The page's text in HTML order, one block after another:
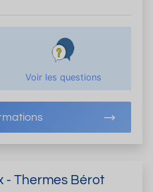
Voir les questions
- Thermes Bérot